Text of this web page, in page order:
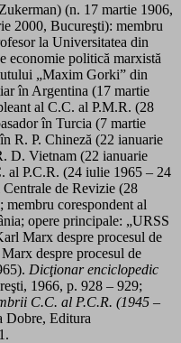
(n. 17 martie 1906,
2000, Bucureşti): membru
la Universitatea din
economie politică marxistă
„Maxim Gorki” din
în Argentina (17 martie
al C.C. al P.M.R. (28
în Turcia (7 martie
R. P. Chineză (22 ianuarie
D. Vietnam (22 ianuarie
al P.C.R. (24 iulie 1965 – 24
de Revizie (28
corespondent al
opere principale: „URSS
Marx despre procesul de
despre procesul de
Dicţionar enciclopedic
1966, p. 928 – 929;
C.C. al P.C.R. (1945 –
Dobre, Editura